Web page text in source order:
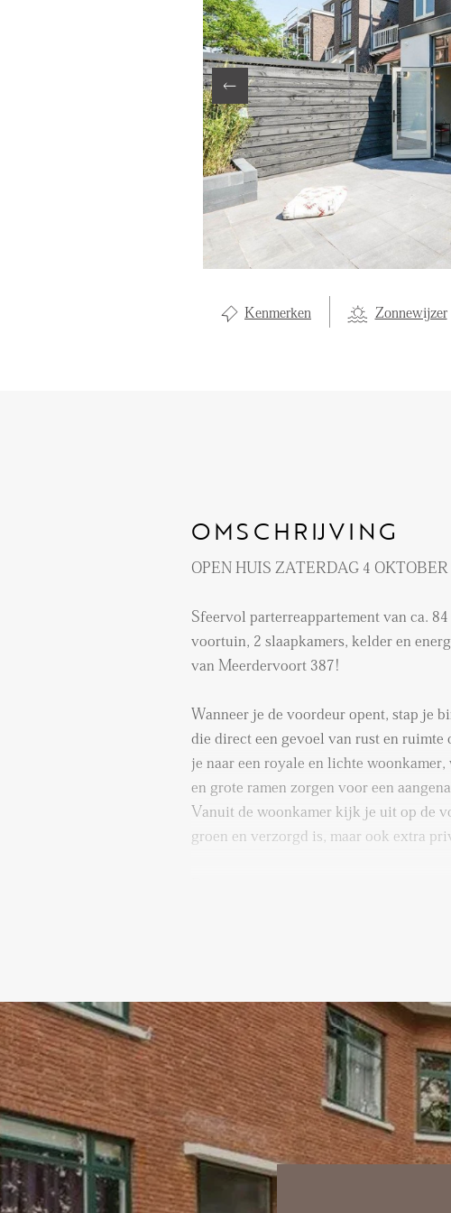
Kenmerken Zonnewijzer
OMSCHRIJVING
OPEN HUIS ZATERDAG 4
Sfeervol parterreappartement van ca. 84
voortuin, 2 slaapkamers, kelder en
van Meerdervoort 387!
Wanneer je de voordeur opent, stap je
die direct een gevoel van rust en ruimte
je naar een royale en lichte woonkamer,
en grote ramen zorgen voor een
Vanuit de woonkamer kijk je uit op de
groen en verzorgd is, maar ook extra
met plezier, terwijl je contact houdt met
de woonkamer.
Aan de achterzijde van de woning
comfortabele slaapkamers die beiden
achtertuin. De grootste slaapkamer is
groot bed en kasten. De tweede
logeerkamer, werkruimte of kinderkamer.
LOCAL
OVER ONS
CONTACT